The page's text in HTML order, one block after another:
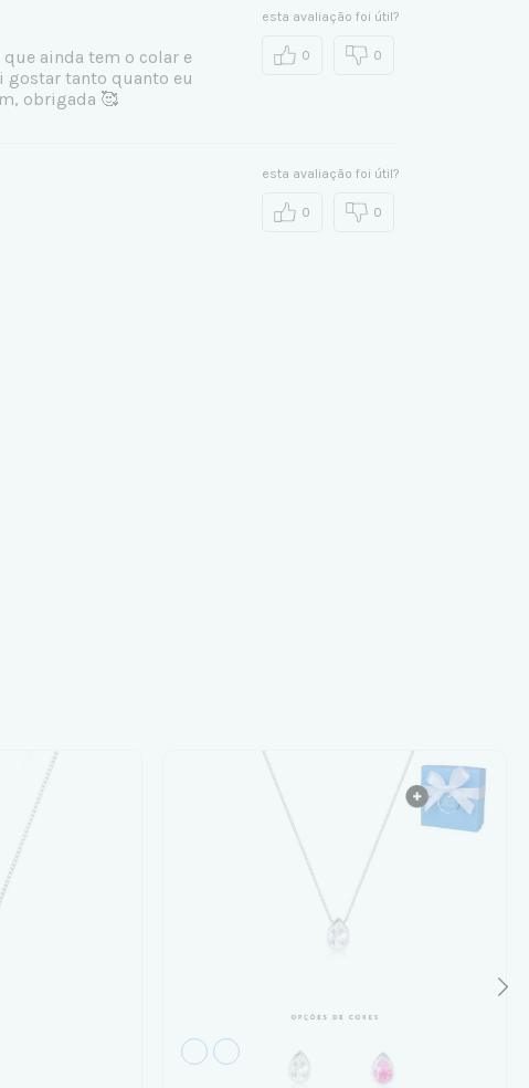
ainda tem o colar e
gostar tanto quanto eu
obrigada 🥰
esta avaliação foi útil?
0 0
esta avaliação foi útil?
0 0